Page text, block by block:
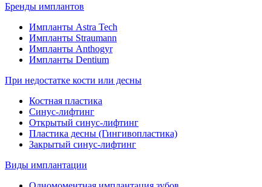
Бренды имплантов
Импланты Astra Tech
Импланты Straumann
Импланты Anthogyr
Импланты Dentium
При недостатке кости или десны
Костная пластика
Синус-лифтинг
Открытый синус-лифтинг
Пластика десны (Гингивопластика)
Закрытый синус-лифтинг
Виды имплантации